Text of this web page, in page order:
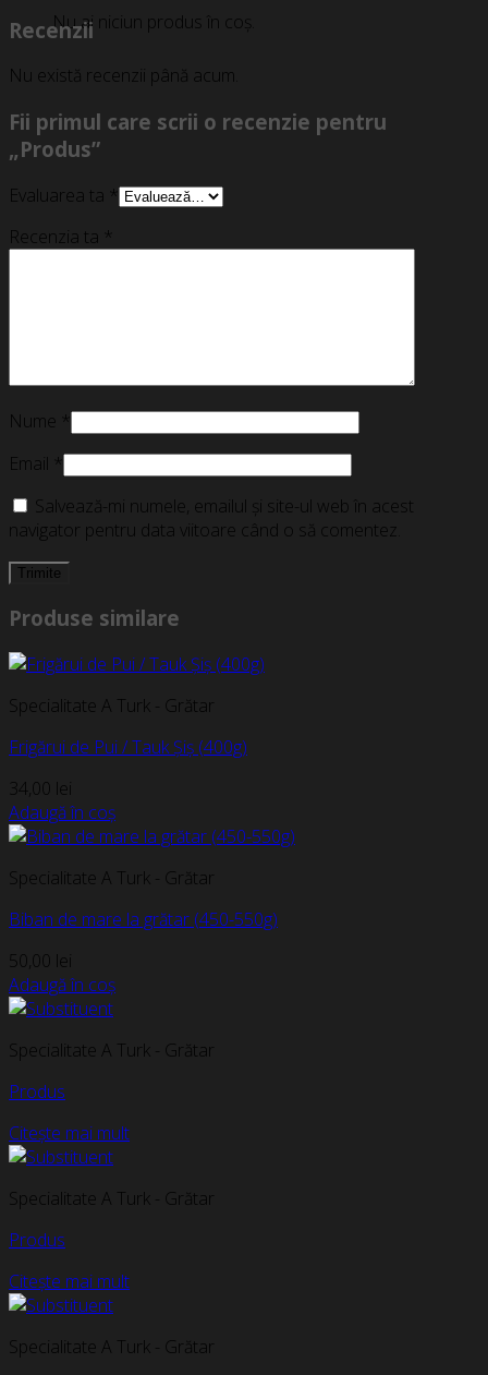
Nu ai niciun produs în coș.
Recenzii
Nu există recenzii până acum.
Fii primul care scrii o recenzie pentru
„Produs”
Evaluarea ta *
Recenzia ta *
Nume *
Email *
Salvează-mi numele, emailul și site-ul web în acest
navigator pentru data viitoare când o să comentez.
Produse similare
Specialitate A Turk - Grătar
Frigărui de Pui / Tauk Șiș (400g)
34,00 lei
Adaugă în coș
Specialitate A Turk - Grătar
Biban de mare la grătar (450-550g)
50,00 lei
Adaugă în coș
Specialitate A Turk - Grătar
Produs
Citește mai mult
Specialitate A Turk - Grătar
Produs
Citește mai mult
Specialitate A Turk - Grătar